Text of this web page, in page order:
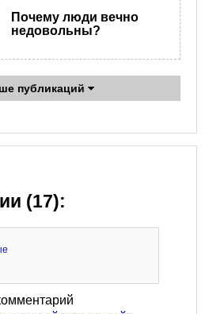
Почему люди вечно
недовольны?
публикаций
(17):